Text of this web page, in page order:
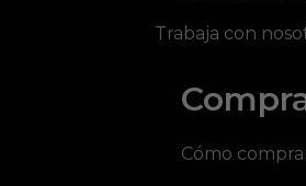
Trabaja con
Cómo